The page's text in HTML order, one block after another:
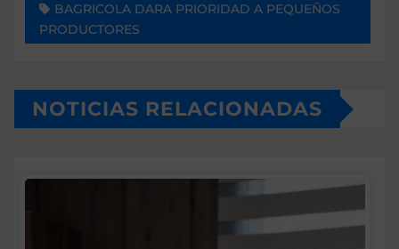
BAGRICOLA DARA PRIORIDAD A PEQUEÑOS
PRODUCTORES
NOTICIAS RELACIONADAS